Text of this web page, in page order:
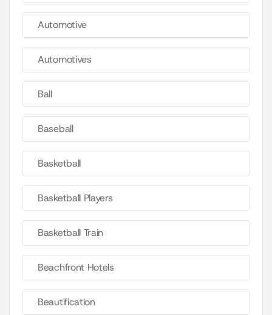
Automotive
Automotives
Ball
Baseball
Basketball
Basketball Players
Basketball Train
Beachfront Hotels
Beautification